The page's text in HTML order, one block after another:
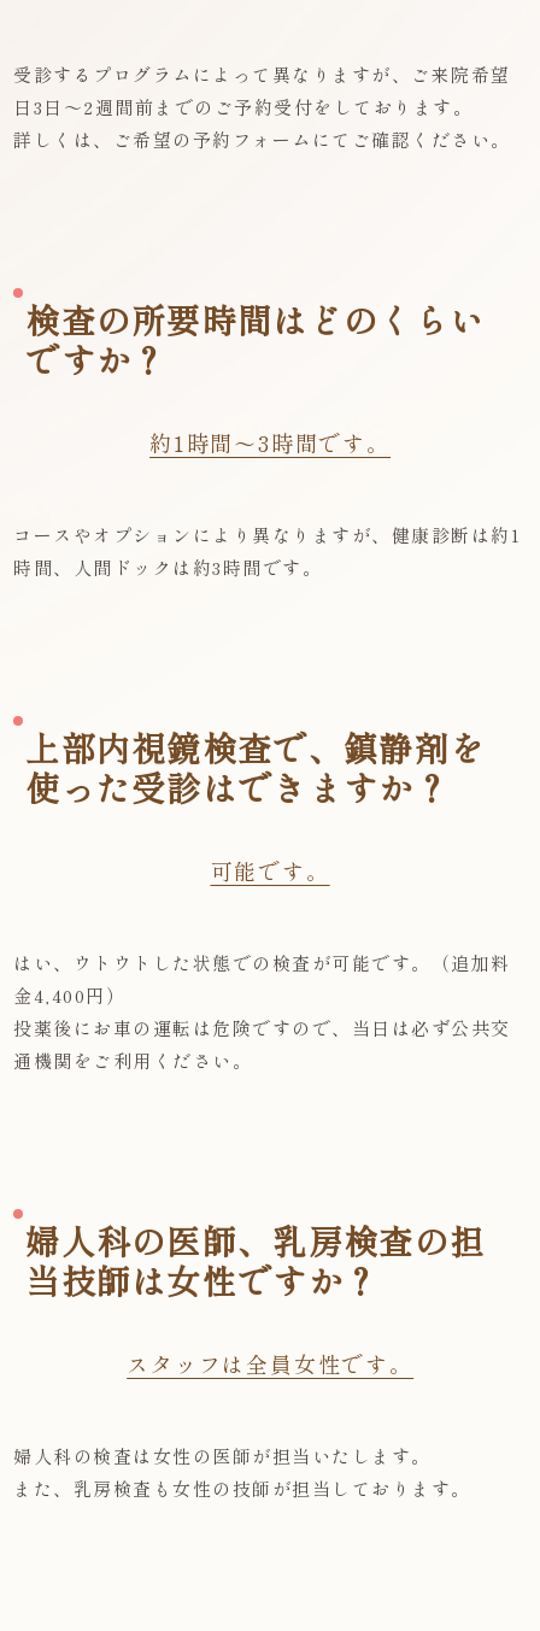
受診するプログラムによって異なりますが、ご来院希望
日3日～2週間前までのご予約受付をしております。
詳しくは、ご希望の予約フォームにてご確認ください。
検査の所要時間はどのくらい
ですか？
約1時間～3時間です。
コースやオプションにより異なりますが、健康診断は約1
時間、人間ドックは約3時間です。
上部内視鏡検査で、鎮静剤を
使った受診はできますか？
可能です。
はい、ウトウトした状態での検査が可能です。（追加料
金4,400円）
投薬後にお車の運転は危険ですので、当日は必ず公共交
通機関をご利用ください。
婦人科の医師、乳房検査の担
当技師は女性ですか？
スタッフは全員女性です。
婦人科の検査は女性の医師が担当いたします。
また、乳房検査も女性の技師が担当しております。